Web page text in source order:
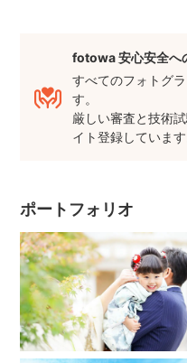
ー・ペーストして頂きご使
③その後、やりとりをさせ
問題がなければご予約のお
④〖予約する〗を押下して
す。
《ご予約前に関してのご注意
システム上ご予約お受けで
そちらの日時に他のお客様
ご希望日時前後の状況次第
に伺えない場合。
などがございます。
fotowa 安心安全へ
すべてのフォトグ
す。
厳しい審査と技術
イト登録しています
ポートフォリオ